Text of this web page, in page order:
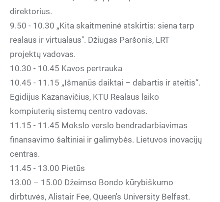
direktorius.
9.50 - 10.30 „Kita skaitmeninė atskirtis: siena tarp
realaus ir virtualaus". Džiugas Paršonis, LRT
projektų vadovas.
10.30 - 10.45 Kavos pertrauka
10.45 - 11.15 „Išmanūs daiktai – dabartis ir ateitis“.
Egidijus Kazanavičius, KTU Realaus laiko
kompiuterių sistemų centro vadovas.
11.15 - 11.45 Mokslo verslo bendradarbiavimas
finansavimo šaltiniai ir galimybės. Lietuvos inovacijų
centras.
11.45 - 13.00 Pietūs
13.00 – 15.00 Džeimso Bondo kūrybiškumo
dirbtuvės, Alistair Fee, Queen's University Belfast.